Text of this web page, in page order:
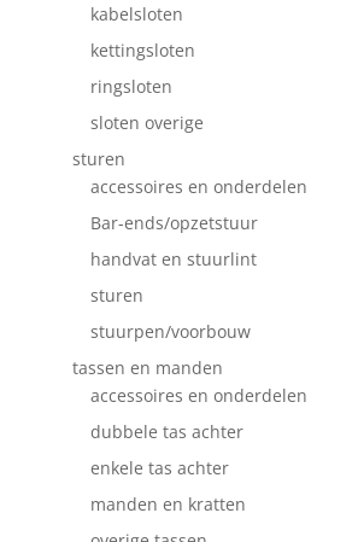
kabelsloten
kettingsloten
ringsloten
sloten overige
sturen
accessoires en onderdelen
Bar-ends/opzetstuur
handvat en stuurlint
sturen
stuurpen/voorbouw
tassen en manden
accessoires en onderdelen
dubbele tas achter
enkele tas achter
manden en kratten